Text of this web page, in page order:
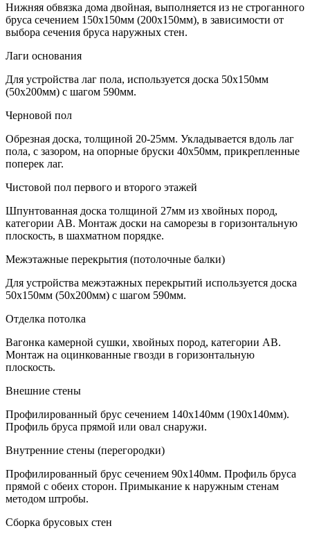
Нижняя обвязка дома двойная, выполняется из не строганного
бруса сечением 150х150мм (200х150мм), в зависимости от
выбора сечения бруса наружных стен.
Лаги основания
Для устройства лаг пола, используется доска 50х150мм
(50х200мм) с шагом 590мм.
Черновой пол
Обрезная доска, толщиной 20-25мм. Укладывается вдоль лаг
пола, с зазором, на опорные бруски 40х50мм, прикрепленные
поперек лаг.
Чистовой пол первого и второго этажей
Шпунтованная доска толщиной 27мм из хвойных пород,
категории АВ. Монтаж доски на саморезы в горизонтальную
плоскость, в шахматном порядке.
Межэтажные перекрытия (потолочные балки)
Для устройства межэтажных перекрытий используется доска
50х150мм (50х200мм) с шагом 590мм.
Отделка потолка
Вагонка камерной сушки, хвойных пород, категории АВ.
Монтаж на оцинкованные гвозди в горизонтальную
плоскость.
Внешние стены
Профилированный брус сечением 140х140мм (190х140мм).
Профиль бруса прямой или овал снаружи.
Внутренние стены (перегородки)
Профилированный брус сечением 90х140мм. Профиль бруса
прямой с обеих сторон. Примыкание к наружным стенам
методом штробы.
Сборка брусовых стен